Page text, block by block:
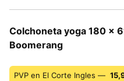
Colchoneta yoga 180 x
Boomerang
PVP en El Corte Ingles —